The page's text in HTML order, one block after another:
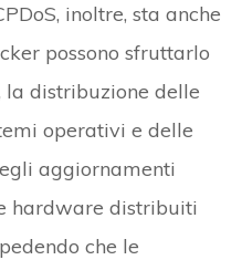
inoltre, sta anche
possono sfruttarlo
la distribuzione delle
operativi e delle
aggiornamenti
hardware distribuiti
che le